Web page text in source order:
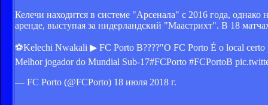
Келечи находится в системе "Арсенала" с 2016 года,
аренде, выступая за нидерландский "Маастрихт". В 18
⚽Kelechi Nwakali ▶ FC Porto B????"O FC Porto É o local certo
Melhor jogador do Mundial Sub-17#FCPorto #FCPortoB
— FC Porto (@FCPorto) 18 июля 2018 г.